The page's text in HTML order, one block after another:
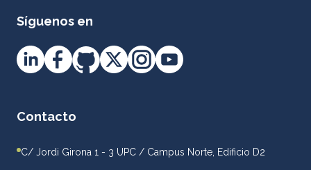
Síguenos en
Contacto
C/ Jordi Girona 1 - 3 UPC / Campus Norte, Edificio D2